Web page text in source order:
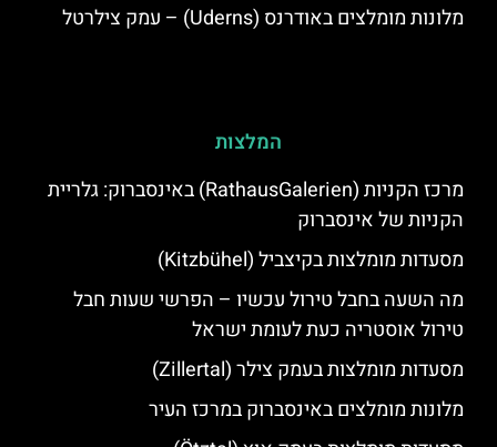
מלונות מומלצים באודרנס (Uderns) – עמק צילרטל
המלצות
מרכז הקניות (RathausGalerien) באינסברוק: גלריית
הקניות של אינסברוק
מסעדות מומלצות בקיצביל (Kitzbühel)
מה השעה בחבל טירול עכשיו – הפרשי שעות חבל
טירול אוסטריה כעת לעומת ישראל
מסעדות מומלצות בעמק צילר (Zillertal)
מלונות מומלצים באינסברוק במרכז העיר